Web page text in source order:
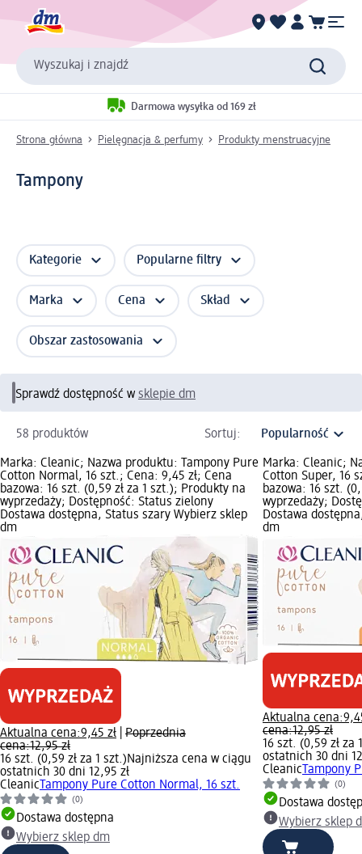
Wyszukaj i znajdź
Darmowa wysyłka od 169 zł
Strona główna Pielęgnacja & perfumy Produkty menstruacyjne
Tampony
Kategorie Popularne filtry
Marka Cena Skład
Obszar zastosowania
Sprawdź dostępność w sklepie dm
58 produktów Sortuj:
Marka: Cleanic; Nazwa produktu: Tampony Pure
Cotton Normal, 16 szt.; Cena: 9,45 zł; Cena
bazowa: 16 szt. (0,59 zł za 1 szt.); Produkty na
wyprzedaży; Dostępność: Status zielony
Dostawa dostępna, Status szary Wybierz sklep
dm
Aktualna cena:9,45 zł
Poprzednia
cena:12,95 zł
16 szt. (0,59 zł za 1 szt.)Najniższa cena w ciągu
ostatnich 30 dni 12,95 zł
Cleanic Tampony Pure Cotton Normal, 16 szt.
(0)
Dostawa dostępna
Wybierz sklep dm
Marka: Cleanic;
Cotton Super, 16
bazowa: 16 szt.
wyprzedaży;
Dostawa
dm
Aktualna cena:
cena:12,95 zł
16 szt. (0,59 zł za
ostatnich 30 dni
Cleanic Tampony
(0)
Dostawa
Wybierz sklep